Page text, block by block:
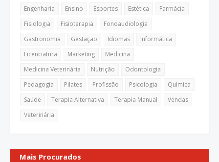
Engenharia
Ensino Esportes Estética
Farmácia
Fisiologia
Fisioterapia
Fonoaudiologia
Gastronomia
Gestaçao Idiomas
Informática
Licenciatura
Marketing
Medicina
Medicina Veterinária
Nutrição
Odontologia
Pedagogia
Pilates Profissão Psicologia
Química
Saúde
Terapia Alternativa Terapia Manual
Vendas
Veterinária
Mais Procurados